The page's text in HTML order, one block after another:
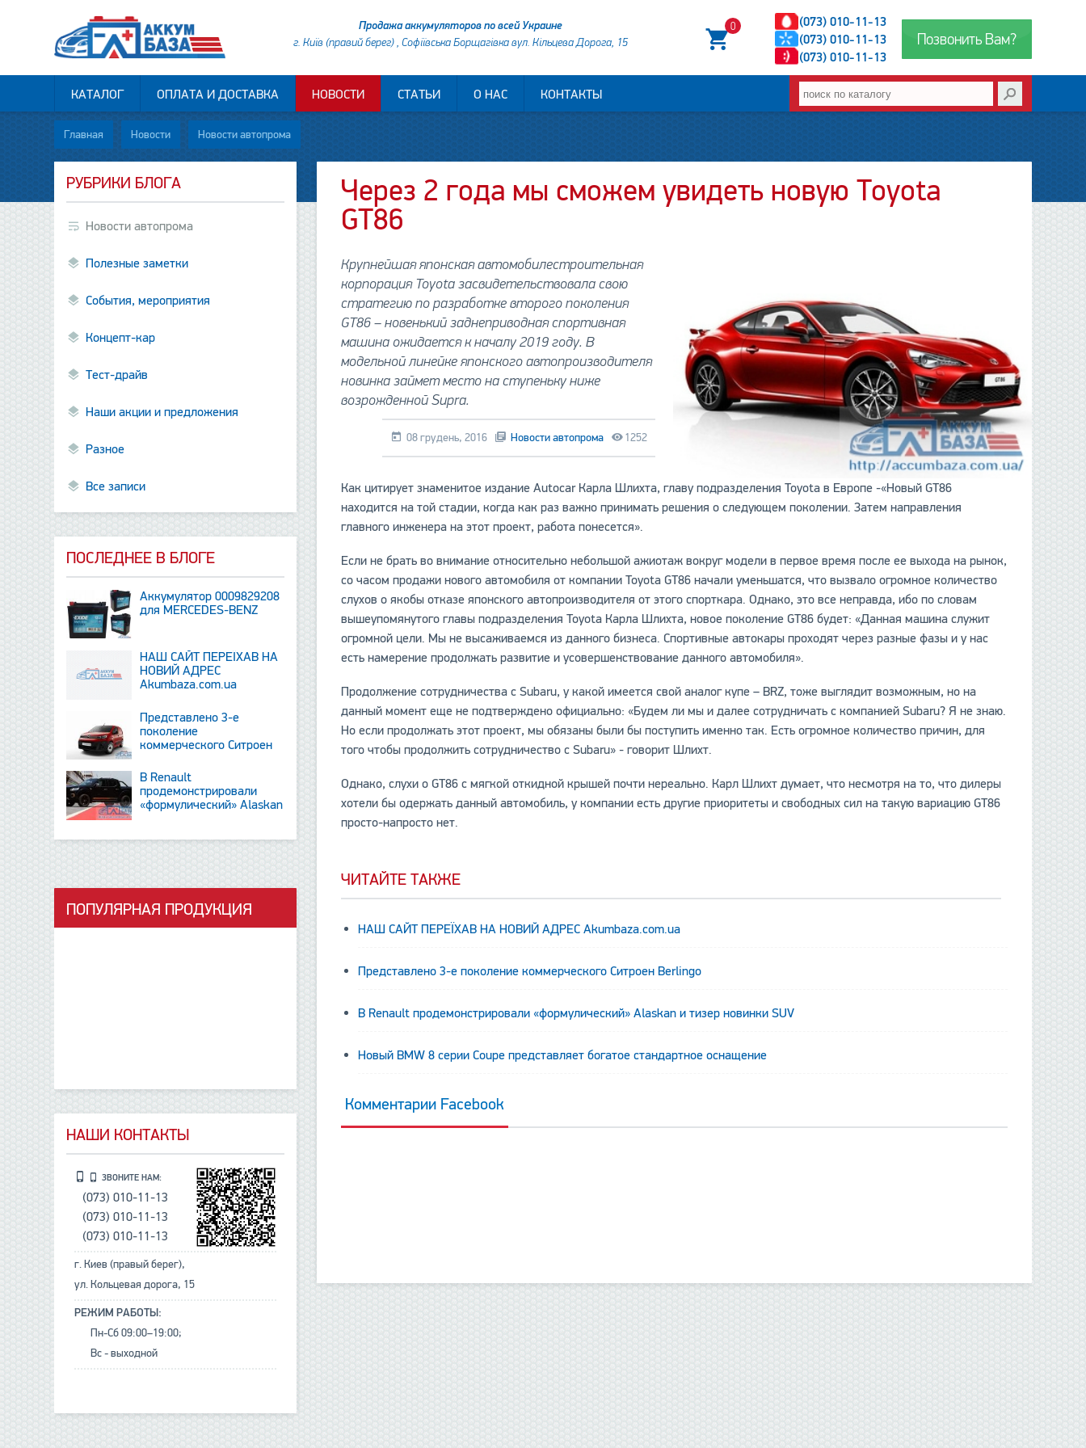
Позвонить Вам?
(073) 010-11-13
(073) 010-11-13
(073) 010-11-13
0
Продажа аккумуляторов по всей Украине
г. Київ (правий берег) , Софіївська Борщагівка вул. Кільцева Дорога, 15
КАТАЛОГ ОПЛАТА И ДОСТАВКА НОВОСТИ СТАТЬИ О НАС КОНТАКТЫ
Главная Новости Новости автопрома
Через 2 года мы сможем увидеть новую Toyota
GT86
Крупнейшая японская автомобилестроительная
корпорация Toyota засвидетельствовала свою
стратегию по разработке второго поколения
GT86 – новенький заднеприводная спортивная
машина ожидается к началу 2019 году. В
модельной линейке японского автопроизводителя
новинка займет место на ступеньку ниже
возрожденной Supra.
08 грудень, 2016 Новости автопрома 1252
Как цитирует знаменитое издание Autocar Карла Шлихта, главу подразделения Toyotа в Европе -«Новый GT86
находится на той стадии, когда как раз важно принимать решения о следующем поколении. Затем направления
главного инженера на этот проект, работа понесется».
Если не брать во внимание относительно небольшой ажиотаж вокруг модели в первое время после ее выхода на рынок,
со часом продажи нового автомобиля от компании Toyotа GT86 начали уменьшатся, что вызвало огромное количество
слухов о якобы отказе японского автопроизводителя от этого спорткара. Однако, это все неправда, ибо по словам
вышеупомянутого главы подразделения Toyotа Карла Шлихта, новое поколение GT86 будет: «Данная машина служит
огромной цели. Мы не высаживаемся из данного бизнеса. Спортивные автокары проходят через разные фазы и у нас
есть намерение продолжать развитие и усовершенствование данного автомобиля».
Продолжение сотрудничества с Subaru, у какой имеется свой аналог купе – BRZ, тоже выглядит возможным, но на
данный момент еще не подтверждено официально: «Будем ли мы и далее сотрудничать с компанией Subaru? Я не знаю.
Но если продолжать этот проект, мы обязаны были бы поступить именно так. Есть огромное количество причин, для
того чтобы продолжить сотрудничество с Subaru» - говорит Шлихт.
Однако, слухи о GT86 с мягкой откидной крышей почти нереально. Карл Шлихт думает, что несмотря на то, что дилеры
хотели бы одержать данный автомобиль, у компании есть другие приоритеты и свободных сил на такую вариацию GT86
просто-напросто нет.
ЧИТАЙТЕ ТАКЖЕ
НАШ САЙТ ПЕРЕЇХАВ НА НОВИЙ АДРЕС Аkumbaza.com.ua
Представлено 3-е поколение коммерческого Ситроен Berlingo
В Renault продемонстрировали «формулический» Alaskan и тизер новинки SUV
Новый BMW 8 серии Coupe представляет богатое стандартное оснащение
Комментарии Facebook
РУБРИКИ БЛОГА
Новости автопрома
Полезные заметки
События, мероприятия
Концепт-кар
Тест-драйв
Наши акции и предложения
Разное
Все записи
ПОСЛЕДНЕЕ В БЛОГЕ
Аккумулятор 0009829208
для MERCEDES-BENZ
НАШ САЙТ ПЕРЕЇХАВ НА
НОВИЙ АДРЕС
Аkumbaza.com.ua
Представлено 3-е
поколение
коммерческого Ситроен
В Renault
продемонстрировали
«формулический» Alaskan
ПОПУЛЯРНАЯ ПРОДУКЦИЯ
НАШИ КОНТАКТЫ
ЗВОНИТЕ НАМ:
(073) 010-11-13
(073) 010-11-13
(073) 010-11-13
г. Киев (правый берег),
ул. Кольцевая дорога, 15
РЕЖИМ РАБОТЫ:
Пн-Сб 09:00–19:00;
Вс - выходной